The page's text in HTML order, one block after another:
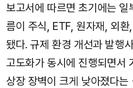
보고서에 따르면 초기에는
름이 주식, ETF, 원자재, 외
됐다. 규제 환경 개선과 발행
고도화가 동시에 진행되면서
상장 장벽이 크게 낮아졌다